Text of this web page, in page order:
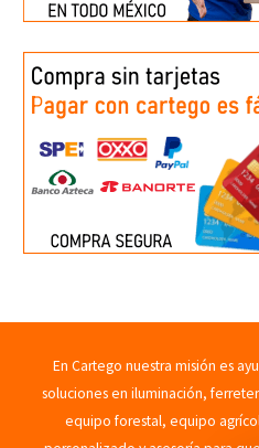
En Cartego nuestra misión es
soluciones en iluminación,
equipo forestal, equipo